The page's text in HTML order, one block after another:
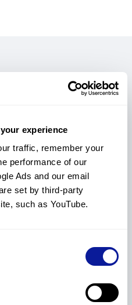
experience
traffic, remember your
performance of our
Ads and our email
set by third-party
such as YouTube.
도 non-coding 영역의 핵심
도록커버리지를 넓혔습니다.
솜을 지금 경험해보세요.
와 non-coding영역까지
데이터로모든 유형,
여 빠르게 답을 찾습니다.
중 임상적으로 유의미한
여해석의 피로도는 줄이고
도를 높여줍니다.
에 가장 적합한
리지와 특징을
교하고,
선택해 보세요.